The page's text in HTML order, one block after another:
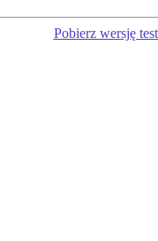
Pobierz wersję